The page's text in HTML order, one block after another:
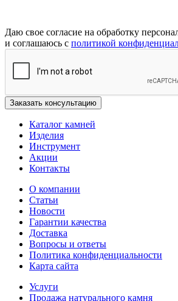
Даю свое согласие на обработку
и соглашаюсь с политикой
Каталог камней
Изделия
Инструмент
Акции
Контакты
О компании
Статьи
Новости
Гарантии качества
Доставка
Вопросы и ответы
Политика конфиденциальности
Карта сайта
Услуги
Продажа натурального камня